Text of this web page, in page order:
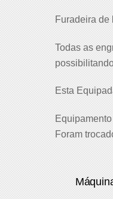
Furadeira de
Todas as
Esta
Foram